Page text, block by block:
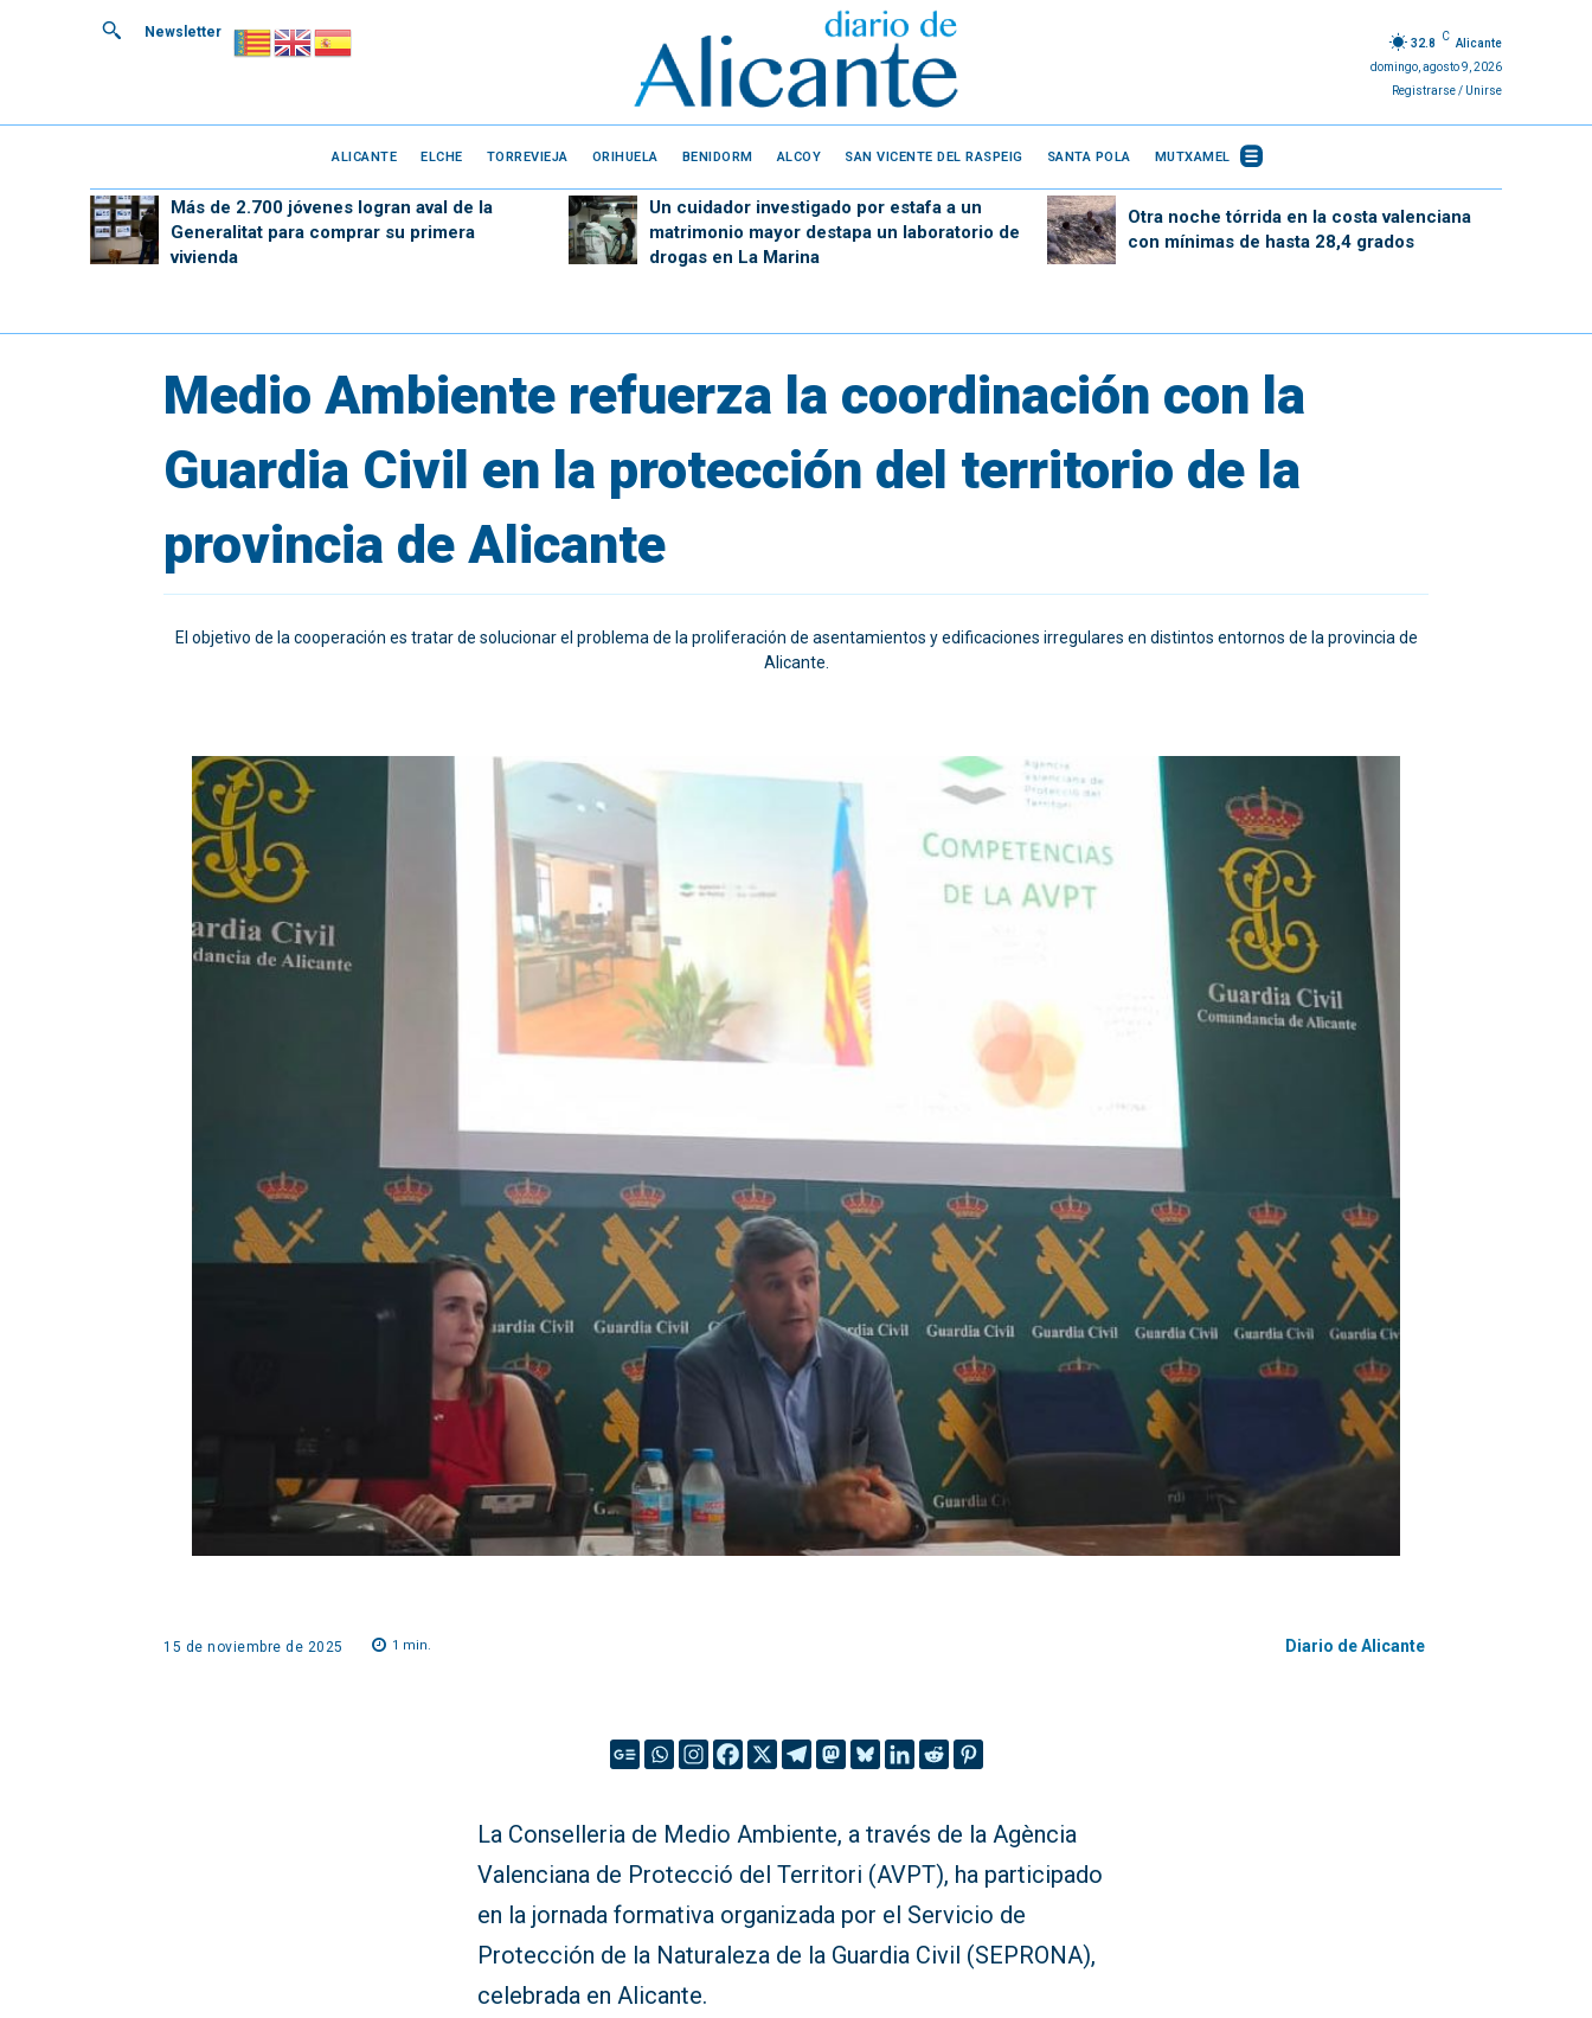
Newsletter
32.8
C
Alicante
domingo, agosto 9, 2026
Registrarse / Unirse
ALICANTE ELCHE TORREVIEJA ORIHUELA BENIDORM ALCOY SAN VICENTE DEL RASPEIG SANTA POLA MUTXAMEL
Más de 2.700 jóvenes logran aval de la
Generalitat para comprar su primera
vivienda
Un cuidador investigado por estafa a un
matrimonio mayor destapa un laboratorio de
drogas en La Marina
Otra noche tórrida en la costa valenciana
con mínimas de hasta 28,4 grados
Medio Ambiente refuerza la coordinación con la
Guardia Civil en la protección del territorio de la
provincia de Alicante
El objetivo de la cooperación es tratar de solucionar el problema de la proliferación de asentamientos y edificaciones irregulares en distintos entornos de la provincia de
Alicante.
15 de noviembre de 2025 1 min. Diario de Alicante
La Conselleria de Medio Ambiente, a través de la Agència
Valenciana de Protecció del Territori (AVPT), ha participado
en la jornada formativa organizada por el Servicio de
Protección de la Naturaleza de la Guardia Civil (SEPRONA),
celebrada en Alicante.